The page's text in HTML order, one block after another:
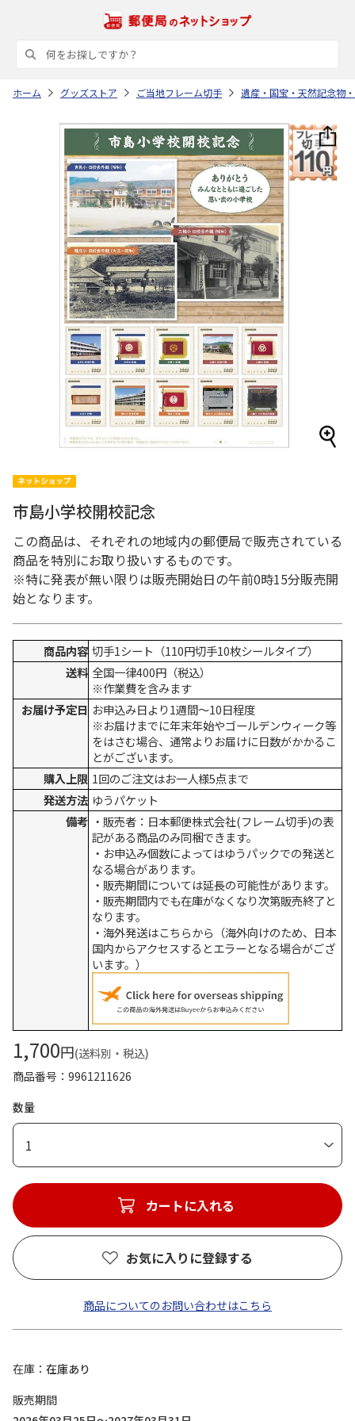
ホーム グッズストア ご当地フレーム切手 遺産・国宝・天然記念物
市島小学校開校記念
この商品は、それぞれの地域内の郵便局で販売されている
商品を特別にお取り扱いするものです。
※特に発表が無い限りは販売開始日の午前0時15分販売開
始となります。
商品内容 切手1シート（110円切手10枚シールタイプ）
送料 全国一律400円（税込）
※作業費を含みます
お届け予定日 お申込み日より1週間～10日程度
※お届けまでに年末年始やゴールデンウィーク等
をはさむ場合、通常よりお届けに日数がかかるこ
とがございます。
購入上限 1回のご注文はお一人様5点まで
発送方法 ゆうパケット
備考 ・販売者：日本郵便株式会社(フレーム切手)の表
記がある商品のみ同梱できます。
・お申込み個数によってはゆうパックでの発送と
なる場合があります。
・販売期間については延長の可能性があります。
・販売期間内でも在庫がなくなり次第販売終了と
なります。
・海外発送はこちらから（海外向けのため、日本
国内からアクセスするとエラーとなる場合がござ
います。）
1,700円(送料別・税込)
商品番号
9961211626
数量
1
カートに入れる
お気に入りに登録する
商品についてのお問い合わせはこちら
在庫
在庫あり
販売期間